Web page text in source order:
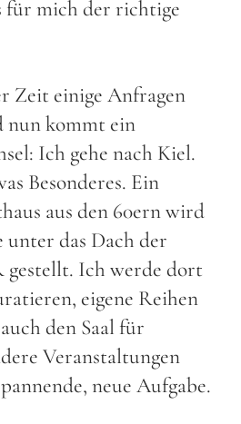
für mich der richtige
Zeit einige Anfragen
nun kommt ein
Ich gehe nach Kiel.
Besonderes. Ein
aus den 60ern wird
unter das Dach der
gestellt. Ich werde dort
eigene Reihen
den Saal für
Veranstaltungen
neue Aufgabe.